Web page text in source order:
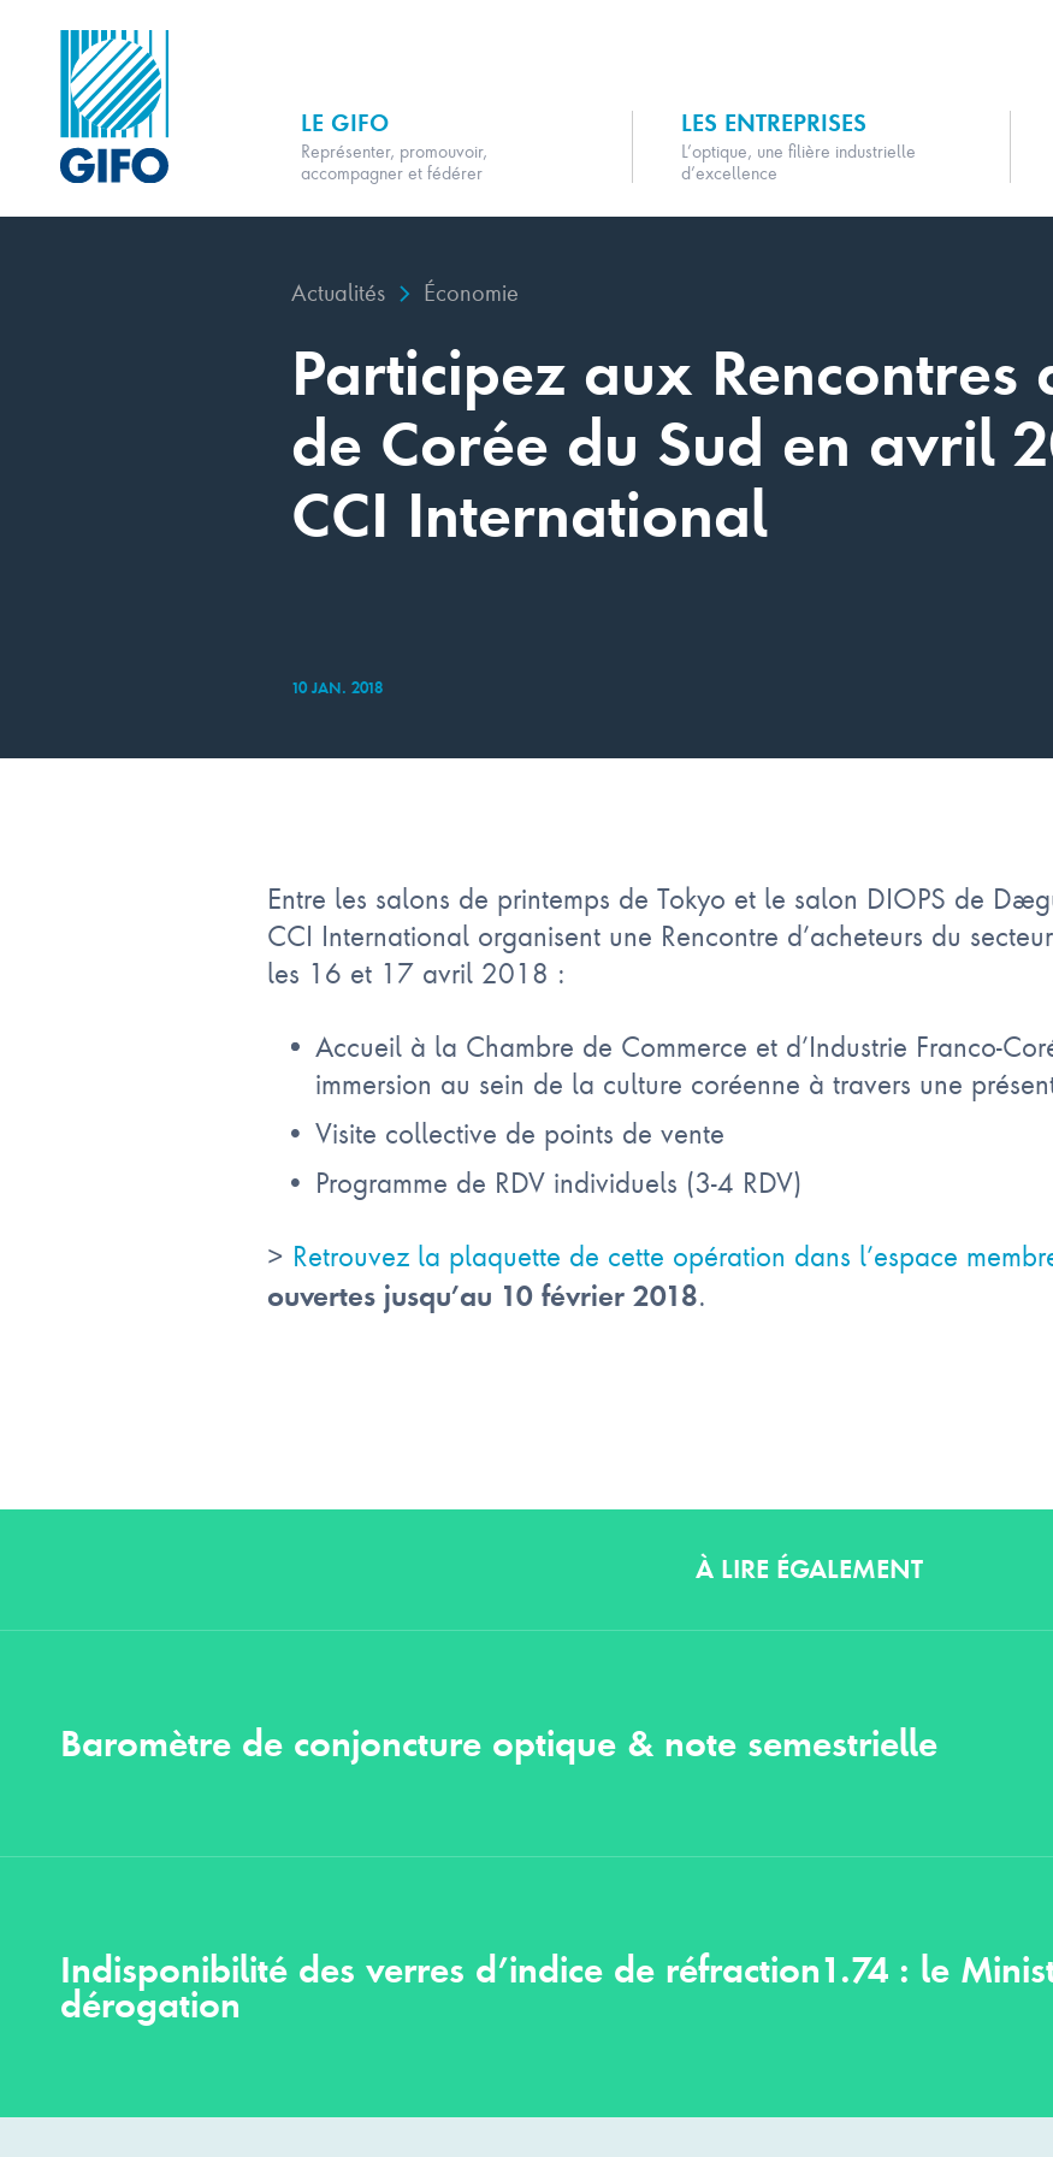
LE GIFO
Représenter, promouvoir,
accompagner et fédérer
LES ENTREPRISES
L’optique, une filière industrielle
d’excellence
Actualités Économie
Participez aux Rencontres
de Corée du Sud en avril
CCI International
10 JAN. 2018
Entre les salons de printemps de Tokyo et le salon DIOPS de
CCI International organisent une Rencontre d’acheteurs du
les 16 et 17 avril 2018 :
Accueil à la Chambre de Commerce et d’Industrie Franco-
immersion au sein de la culture coréenne à travers une
Visite collective de points de vente
Programme de RDV individuels (3-4 RDV)
> Retrouvez la plaquette de cette opération dans l’espace
ouvertes jusqu’au 10 février 2018.
À LIRE ÉGALEMENT
Baromètre de conjoncture optique & note semestrielle
Indisponibilité des verres d’indice de réfraction1.74 : le
dérogation